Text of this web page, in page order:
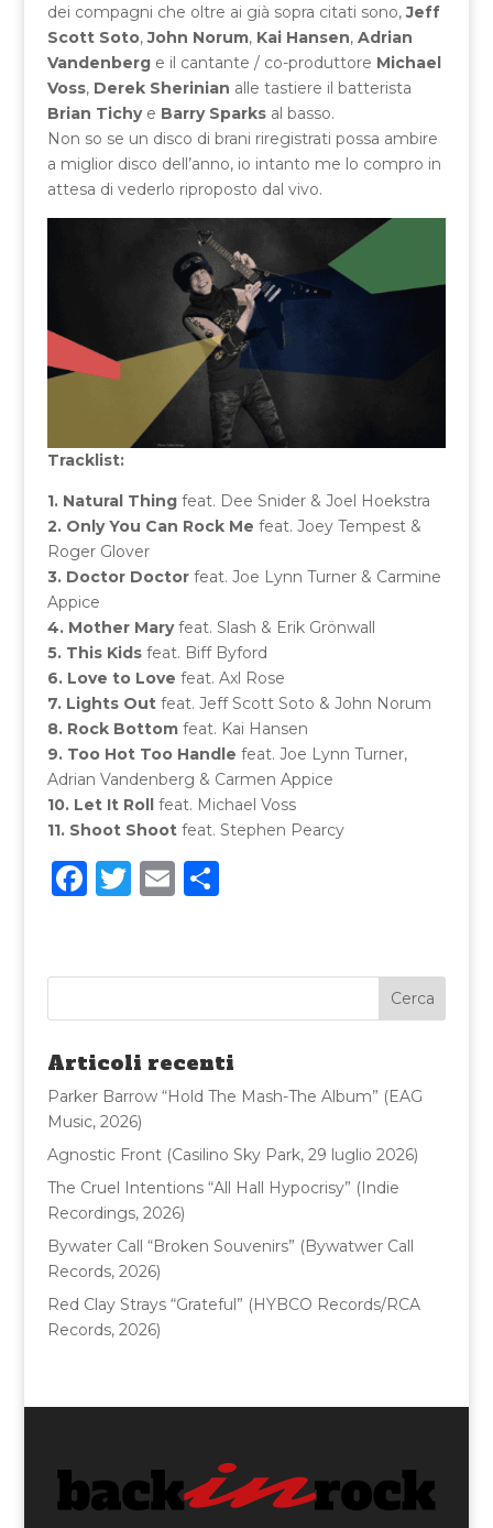
dei compagni che oltre ai già sopra citati sono,Jeff
Scott Soto,John Norum, Kai Hansen, Adrian
Vandenberg e il cantante / co-produttore Michael
Voss, Derek Sherinian alle tastiere il batterista
Brian Tichye Barry Sparksal basso.
Non so se un disco di brani riregistrati possa ambire
a miglior disco dell’anno, io intanto me lo compro in
attesa di vederlo riproposto dal vivo.
Tracklist:
1. Natural Thingfeat. Dee Snider & Joel Hoekstra
2. Only You Can Rock Me feat. Joey Tempest &
Roger Glover
3. Doctor Doctorfeat. Joe Lynn Turner & Carmine
Appice
4. Mother Maryfeat. Slash & Erik Grönwall
5. This Kidsfeat. Biff Byford
6. Love to Love feat. Axl Rose
7. Lights Outfeat. Jeff Scott Soto & John Norum
8. Rock Bottomfeat. Kai Hansen
9. Too Hot Too Handle feat. Joe Lynn Turner,
Adrian Vandenberg & Carmen Appice
10. Let It Rollfeat. Michael Voss
11. Shoot Shootfeat. Stephen Pearcy
F
e
b
o
o
k
T
te
r
E
l
C
di
vi
di
Articoli recenti
Parker Barrow “Hold The Mash-The Album” (EAG
Music, 2026)
Agnostic Front (Casilino Sky Park, 29 luglio 2026)
The Cruel Intentions “All Hall Hypocrisy” (Indie
Recordings, 2026)
Bywater Call “Broken Souvenirs” (Bywatwer Call
Records, 2026)
Red Clay Strays “Grateful” (HYBCO Records/RCA
Records, 2026)